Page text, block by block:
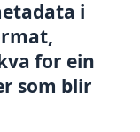
i
for ein
som blir